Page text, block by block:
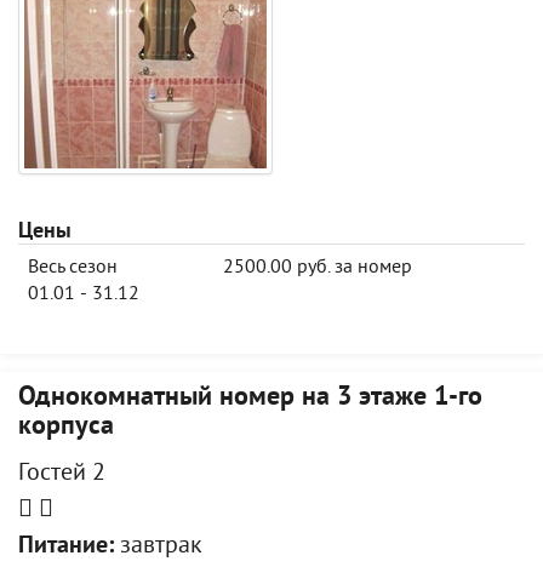
Цены
Весь сезон
01.01 - 31.12
2500.00 руб. за номер
Однокомнатный номер на 3 этаже 1-го
корпуса
Гостей 2
Питание: завтрак